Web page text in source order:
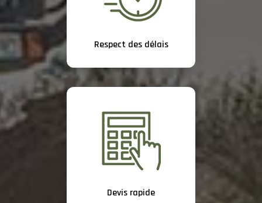
Respect des délais
Devis rapide